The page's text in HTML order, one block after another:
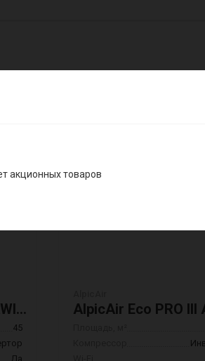
AlpicAir Eco PRO III AWI-51HRDC1F/AWO-51HRDC1F
45
Да
акционных товаров